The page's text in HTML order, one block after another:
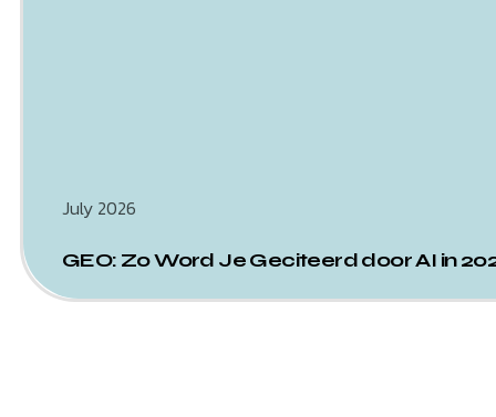
July 2026
GEO: Zo Word Je Geciteerd door AI in